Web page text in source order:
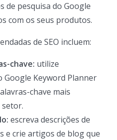
de pesquisa do Google
com os seus produtos.
de SEO incluem:
chave: utilize
Keyword Planner
chave mais
setor.
escreva descrições de
e crie artigos de blog que